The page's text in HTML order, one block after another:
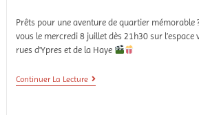
Prêts pour une aventure de quartier mémorable
vous le mercredi 8 juillet dès 21h30 sur l’espace
rues d'Ypres et de la Haye
Continuer La Lecture